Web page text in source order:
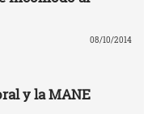
08/10/2014
y la MANE